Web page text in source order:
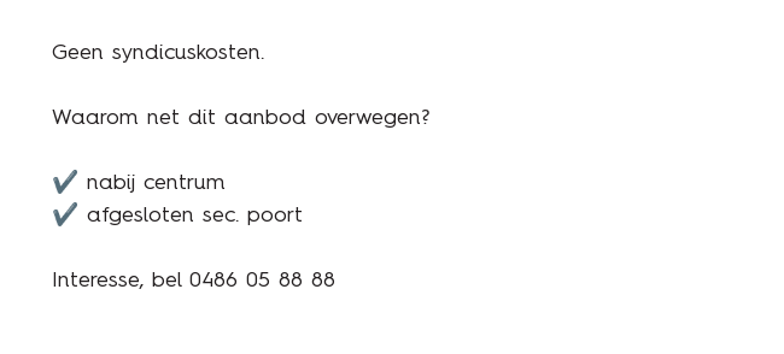
Geen syndicuskosten.
Waarom net dit aanbod overwegen?
✔ nabij centrum
✔ afgesloten sec. poort
Interesse, bel 0486 05 88 88